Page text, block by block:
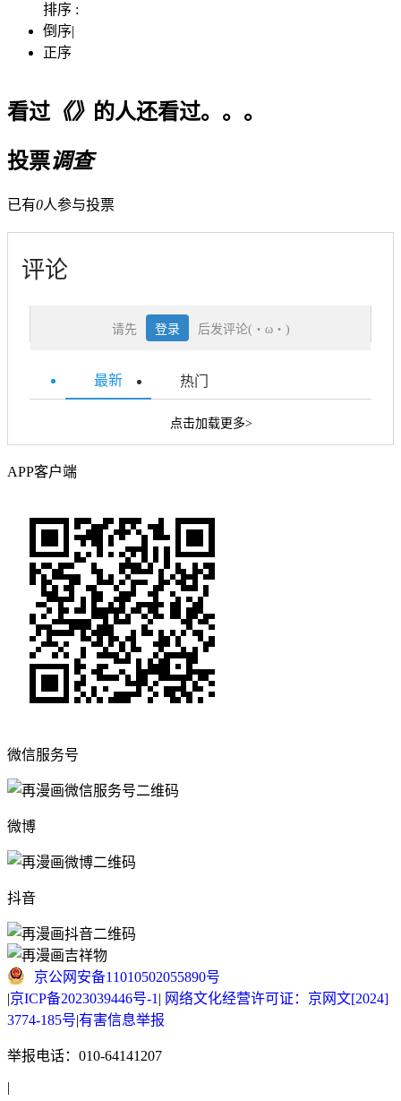
排序 :
倒序|
正序
看过《》 的人还看过。。。
投票调查
已有0人参与投票
评论
请先 登录 后发评论(・ω・)
最新 热门
点击加载更多>
APP客户端
微信服务号
微博
抖音
京公网安备11010502055890号
|京ICP备2023039446号-1 | 网络文化经营许可证：京网文[2024]
3774-185号|有害信息举报
举报电话：010-64141207
|